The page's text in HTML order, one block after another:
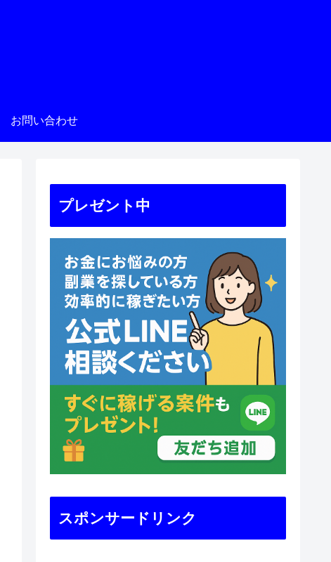
お問い合わせ
プレゼント中
スポンサードリンク